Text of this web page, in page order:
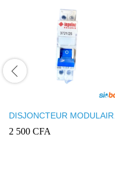
DISJONCTEUR MODULAIRE
INGELEC + NEUT REF
3721/25
2 500 CFA